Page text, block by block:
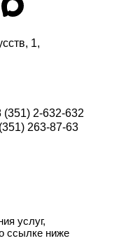
1,
(351) 2-632-632
263-87-63
услуг,
ссылке ниже